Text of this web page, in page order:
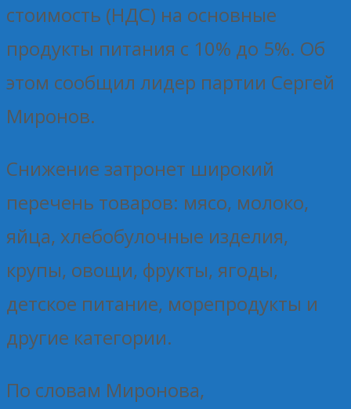
стоимость (НДС) на основные
продукты питания с 10% до 5%. Об
этом сообщил лидер партии Сергей
Миронов.
Снижение затронет широкий
перечень товаров: мясо, молоко,
яйца, хлебобулочные изделия,
крупы, овощи, фрукты, ягоды,
детское питание, морепродукты и
другие категории.
По словам Миронова,